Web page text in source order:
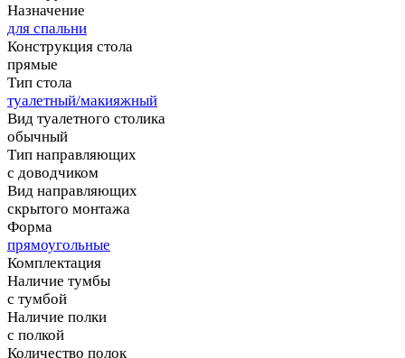
Назначение
для спальни
Конструкция стола
прямые
Тип стола
туалетный/макияжный
Вид туалетного столика
обычный
Тип направляющих
с доводчиком
Вид направляющих
скрытого монтажа
Форма
прямоугольные
Комплектация
Наличие тумбы
с тумбой
Наличие полки
с полкой
Количество полок